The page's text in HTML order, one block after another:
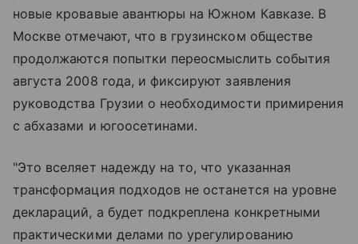
новые кровавые авантюры на Южном Кавказе. В
Москве отмечают, что в грузинском обществе
продолжаются попытки переосмыслить события
августа 2008 года, и фиксируют заявления
руководства Грузии о необходимости примирения
с абхазами и югоосетинами.
"Это вселяет надежду на то, что указанная
трансформация подходов не останется на уровне
деклараций, а будет подкреплена конкретными
практическими делами по урегулированию